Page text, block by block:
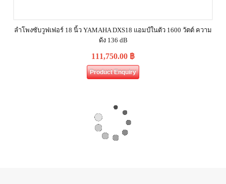
ลำโพงซับวูฟเฟอร์ 18 นิ้ว YAMAHA DXS18 แอมป์ในตัว 1600 วัตต์ ความ
ดัง 136 dB
111,750.00 ฿
Product Enquiry